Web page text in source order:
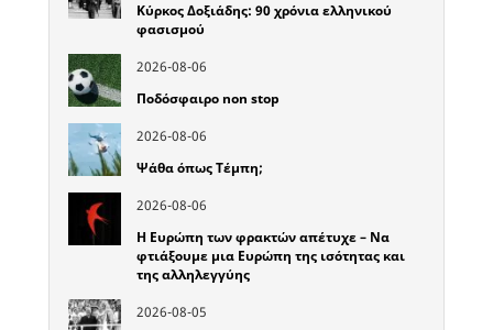
Κύρκος Δοξιάδης: 90 χρόνια ελληνικού
φασισμού
2026-08-06
Ποδόσφαιρο non stop
2026-08-06
Ψάθα όπως Τέμπη;
2026-08-06
Η Ευρώπη των φρακτών απέτυχε – Να
φτιάξουμε μια Ευρώπη της ισότητας και
της αλληλεγγύης
2026-08-05